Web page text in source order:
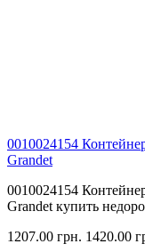
0010024154
Grandet
0010024154
Grandet купить
1207.00 грн. 1420.00